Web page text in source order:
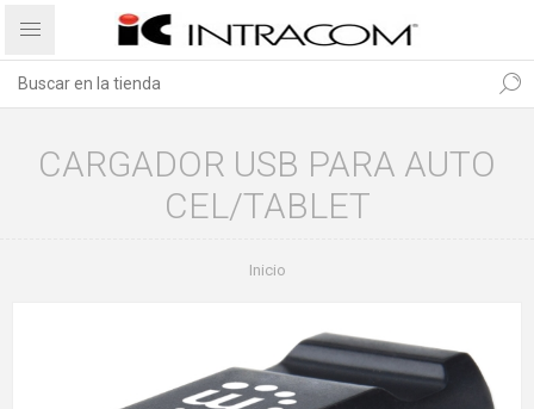
CARGADOR USB PARA AUTO
CEL/TABLET
Inicio